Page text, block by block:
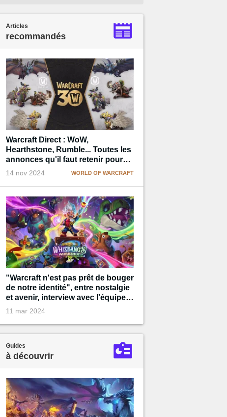
Articles
recommandés
Warcraft Direct : WoW,
Hearthstone, Rumble... Toutes les
annonces qu'il faut retenir pour
les 30 ans de la licence !
14 nov 2024 WORLD OF WARCRAFT
"Warcraft n'est pas prêt de bouger
de notre identité", entre nostalgie
et avenir, interview avec l'équipe
d'Hearthstone pour les 10 ans du
11 mar 2024
Guides
à découvrir